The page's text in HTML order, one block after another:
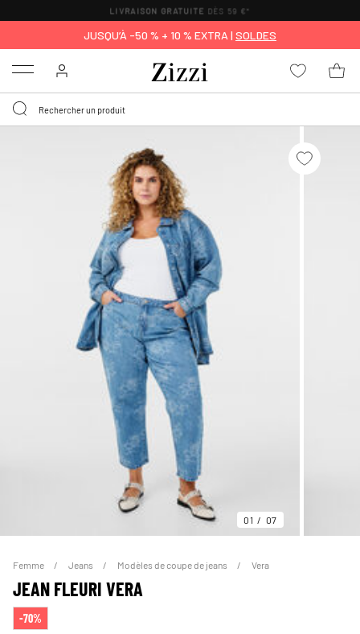
LIVRAISON GRATUITE DÈS 59 €*
JUSQU’À -50 % + 10 % EXTRA | SOLDES
Menu
01 07
Femme Jeans Modèles de coupe de jeans Vera
JEAN FLEURI VERA
-70%